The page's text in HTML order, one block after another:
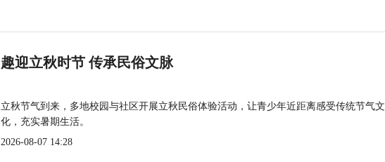
趣迎立秋时节 传承民俗文脉
立秋节气到来，多地校园与社区开展立秋民俗体验活动，让青少年近距离感受传统节气文
化，充实暑期生活。
2026-08-07 14:28